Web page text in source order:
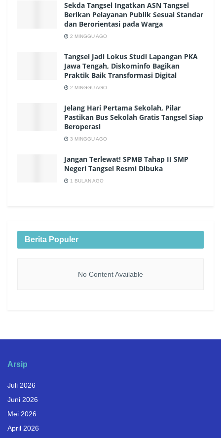
Sekda Tangsel Ingatkan ASN Tangsel
Berikan Pelayanan Publik Sesuai Standar
dan Berorientasi pada Warga
2 MINGGU AGO
Tangsel Jadi Lokus Studi Lapangan PKA
Jawa Tengah, Diskominfo Bagikan
Praktik Baik Transformasi Digital
2 MINGGU AGO
Jelang Hari Pertama Sekolah, Pilar
Pastikan Bus Sekolah Gratis Tangsel Siap
Beroperasi
3 MINGGU AGO
Jangan Terlewat! SPMB Tahap II SMP
Negeri Tangsel Resmi Dibuka
1 BULAN AGO
Berita Populer
No Content Available
Arsip
Juli 2026
Juni 2026
Mei 2026
April 2026